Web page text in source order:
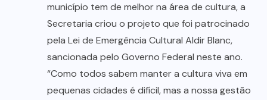
município tem de melhor na área de cultura, a
Secretaria criou o projeto que foi patrocinado
pela Lei de Emergência Cultural Aldir Blanc,
sancionada pelo Governo Federal neste ano.
“Como todos sabem manter a cultura viva em
pequenas cidades é difícil, mas a nossa gestão